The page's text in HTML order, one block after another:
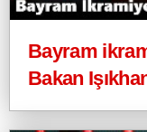
Bayram
Bakan